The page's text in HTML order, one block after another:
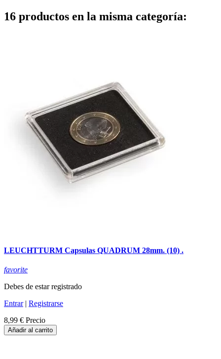
16 productos en la misma categoría:
LEUCHTTURM Capsulas QUADRUM 28mm. (10) .
favorite
Debes de estar registrado
Entrar| Registrarse
8,99 € Precio
Añadir al carrito